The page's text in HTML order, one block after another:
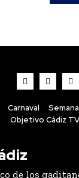
Carnaval
Objetivo Cádiz TV
de los